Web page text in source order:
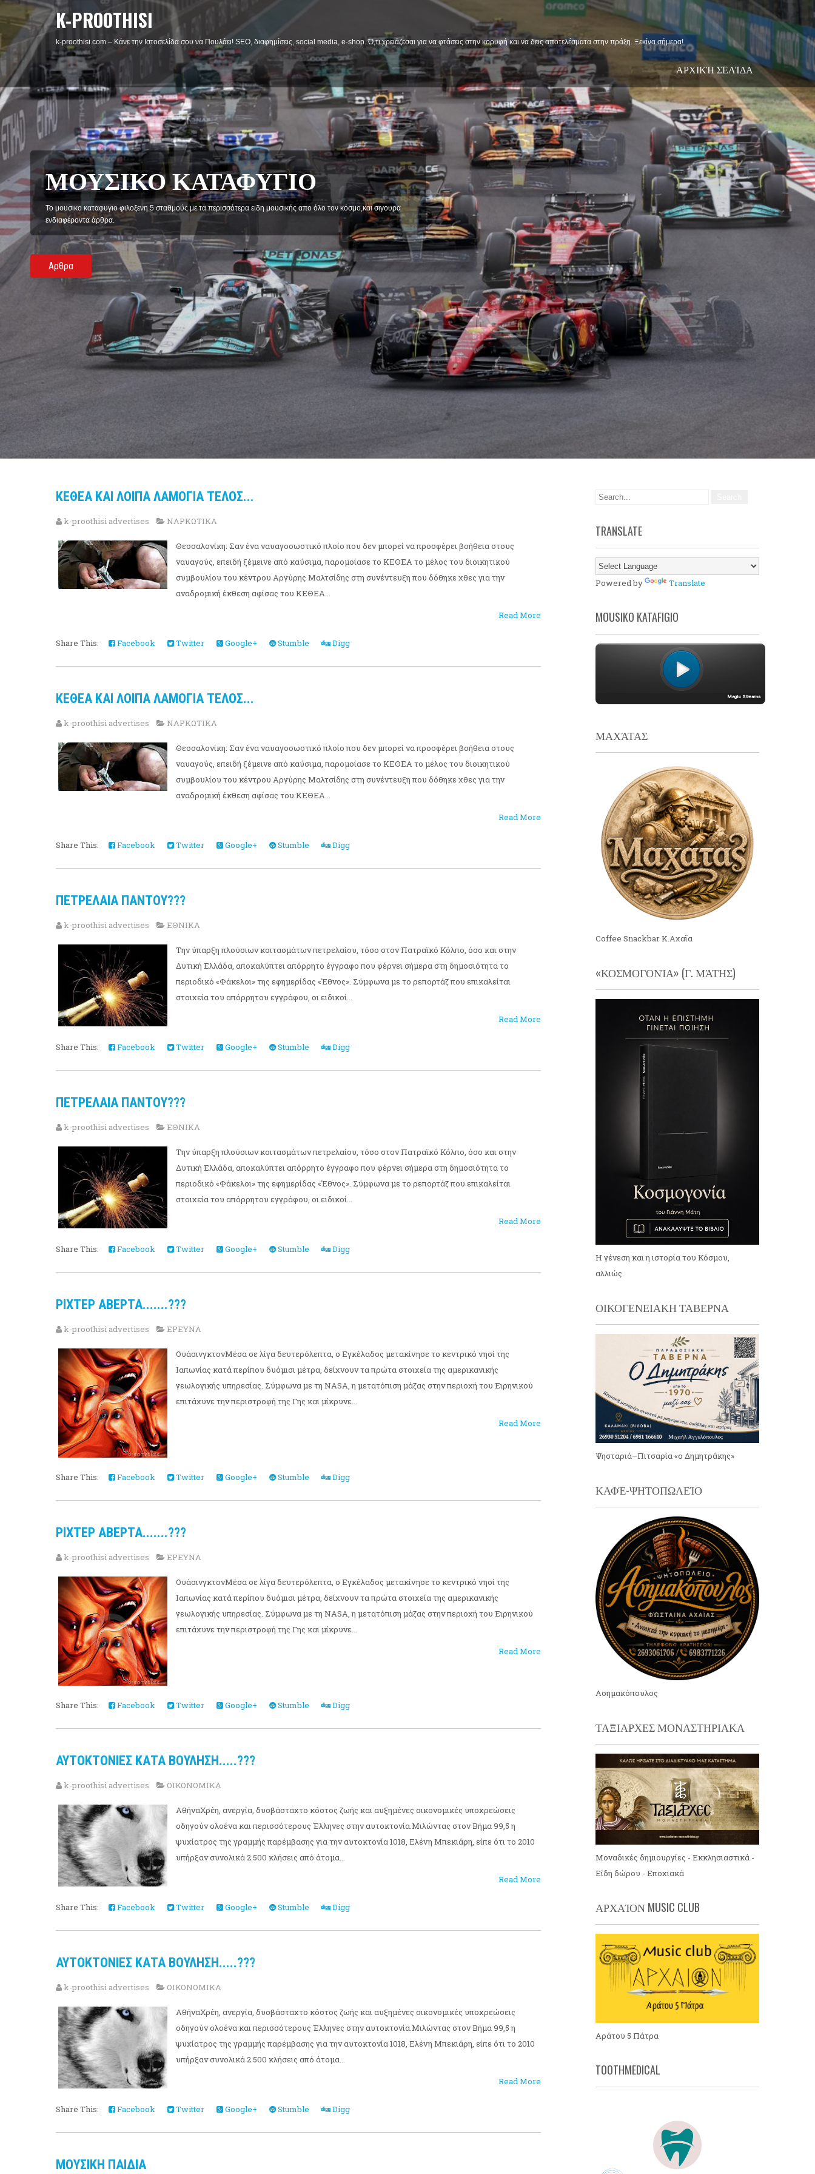
K-PROOTHISI
k-proothisi.com – Κάνε την Ιστοσελίδα σου να Πουλάει! SEO, διαφημίσεις, social media, e-shop. Ό,τι χρειάζεσαι για να φτάσεις στην κορυφή και να δεις αποτελέσματα στην πράξη. Ξεκίνα σήμερα!
ΑΡΧΙΚΉ ΣΕΛΊΔΑ
ΦΙΛΟΜΑΘΕΙΑ
Η Φιλομάθεια φιλοξενή άρθρα κοινωνικού και ψυχολογικού χαρακτήρα στηριξεις και προβληματισμού.
philomathiaplus
ΚΕΘΕΑ ΚΑΙ ΛΟΙΠΑ ΛΑΜΟΓΙΑ ΤΕΛΟΣ...
k-proothisi advertises ΝΑΡΚΩΤΙΚΑ
Θεσσαλονίκη: Σαν ένα ναυαγοσωστικό πλοίο που δεν μπορεί να προσφέρει βοήθεια στους
ναυαγούς, επειδή ξέμεινε από καύσιμα, παρομοίασε το ΚΕΘΕΑ το μέλος του διοικητικού
συμβουλίου του κέντρου Αργύρης Μαλτσίδης στη συνέντευξη που δόθηκε χθες για την
αναδρομική έκθεση αφίσας του ΚΕΘΕΑ...
Read More
Share This: Facebook Twitter Google+ Stumble Digg
ΚΕΘΕΑ ΚΑΙ ΛΟΙΠΑ ΛΑΜΟΓΙΑ ΤΕΛΟΣ...
k-proothisi advertises ΝΑΡΚΩΤΙΚΑ
Θεσσαλονίκη: Σαν ένα ναυαγοσωστικό πλοίο που δεν μπορεί να προσφέρει βοήθεια στους
ναυαγούς, επειδή ξέμεινε από καύσιμα, παρομοίασε το ΚΕΘΕΑ το μέλος του διοικητικού
συμβουλίου του κέντρου Αργύρης Μαλτσίδης στη συνέντευξη που δόθηκε χθες για την
αναδρομική έκθεση αφίσας του ΚΕΘΕΑ...
Read More
Share This: Facebook Twitter Google+ Stumble Digg
ΠΕΤΡΕΛΑΙΑ ΠΑΝΤΟΥ???
k-proothisi advertises ΕΘΝΙΚΑ
Την ύπαρξη πλούσιων κοιτασμάτων πετρελαίου, τόσο στον Πατραϊκό Κόλπο, όσο και στην
Δυτική Ελλάδα, αποκαλύπτει απόρρητο έγγραφο που φέρνει σήμερα στη δημοσιότητα το
περιοδικό «Φάκελοι» της εφημερίδας «Έθνος». Σύμφωνα με το ρεπορτάζ που επικαλείται
στοιχεία του απόρρητου εγγράφου, οι ειδικοί...
Read More
Share This: Facebook Twitter Google+ Stumble Digg
ΠΕΤΡΕΛΑΙΑ ΠΑΝΤΟΥ???
k-proothisi advertises ΕΘΝΙΚΑ
Την ύπαρξη πλούσιων κοιτασμάτων πετρελαίου, τόσο στον Πατραϊκό Κόλπο, όσο και στην
Δυτική Ελλάδα, αποκαλύπτει απόρρητο έγγραφο που φέρνει σήμερα στη δημοσιότητα το
περιοδικό «Φάκελοι» της εφημερίδας «Έθνος». Σύμφωνα με το ρεπορτάζ που επικαλείται
στοιχεία του απόρρητου εγγράφου, οι ειδικοί...
Read More
Share This: Facebook Twitter Google+ Stumble Digg
ΡΙΧΤΕΡ ΑΒΕΡΤΑ.......???
k-proothisi advertises ΕΡΕΥΝΑ
ΟυάσινγκτονΜέσα σε λίγα δευτερόλεπτα, ο Εγκέλαδος μετακίνησε το κεντρικό νησί της
Ιαπωνίας κατά περίπου δυόμισι μέτρα, δείχνουν τα πρώτα στοιχεία της αμερικανικής
γεωλογικής υπηρεσίας. Σύμφωνα με τη NASA, η μετατόπιση μάζας στην περιοχή του Ειρηνικού
επιτάχυνε την περιστροφή της Γης και μίκρυνε...
Read More
Share This: Facebook Twitter Google+ Stumble Digg
ΡΙΧΤΕΡ ΑΒΕΡΤΑ.......???
k-proothisi advertises ΕΡΕΥΝΑ
ΟυάσινγκτονΜέσα σε λίγα δευτερόλεπτα, ο Εγκέλαδος μετακίνησε το κεντρικό νησί της
Ιαπωνίας κατά περίπου δυόμισι μέτρα, δείχνουν τα πρώτα στοιχεία της αμερικανικής
γεωλογικής υπηρεσίας. Σύμφωνα με τη NASA, η μετατόπιση μάζας στην περιοχή του Ειρηνικού
επιτάχυνε την περιστροφή της Γης και μίκρυνε...
Read More
Share This: Facebook Twitter Google+ Stumble Digg
ΑΥΤΟΚΤΟΝΙΕΣ ΚΑΤΑ ΒΟΥΛΗΣΗ.....???
k-proothisi advertises ΟΙΚΟΝΟΜΙΚΑ
ΑθήναΧρέη, ανεργία, δυσβάσταχτο κόστος ζωής και αυξημένες οικονομικές υποχρεώσεις
οδηγούν ολοένα και περισσότερους Έλληνες στην αυτοκτονία.Μιλώντας στον Βήμα 99,5 η
ψυχίατρος της γραμμής παρέμβασης για την αυτοκτονία 1018, Ελένη Μπεκιάρη, είπε ότι το 2010
υπήρξαν συνολικά 2.500 κλήσεις από άτομα...
Read More
Share This: Facebook Twitter Google+ Stumble Digg
ΑΥΤΟΚΤΟΝΙΕΣ ΚΑΤΑ ΒΟΥΛΗΣΗ.....???
k-proothisi advertises ΟΙΚΟΝΟΜΙΚΑ
ΑθήναΧρέη, ανεργία, δυσβάσταχτο κόστος ζωής και αυξημένες οικονομικές υποχρεώσεις
οδηγούν ολοένα και περισσότερους Έλληνες στην αυτοκτονία.Μιλώντας στον Βήμα 99,5 η
ψυχίατρος της γραμμής παρέμβασης για την αυτοκτονία 1018, Ελένη Μπεκιάρη, είπε ότι το 2010
υπήρξαν συνολικά 2.500 κλήσεις από άτομα...
Read More
Share This: Facebook Twitter Google+ Stumble Digg
ΜΟΥΣΙΚΗ ΠΑΙΔΙΑ
TRANSLATE
Powered by Translate
MOUSIKO KATAFIGIO
ΜΑΧΆΤΑΣ
Coffee Snackbar Κ.Αχαϊα
«ΚΟΣΜΟΓΟΝΊΑ» (Γ. ΜΆΤΗΣ)
Η γένεση και η ιστορία του Κόσμου,
αλλιώς.
ΟΙΚΟΓΕΝΕΙΑΚΗ ΤΑΒΕΡΝΑ
Ψησταριά–Πιτσαρία «ο Δημητράκης»
ΚΑΦΈ-ΨΗΤΟΠΩΛΕΊΟ
Ασημακόπουλος
ΤΑΞΙΑΡΧΕΣ ΜΟΝΑΣΤΗΡΙΑΚΑ
Μοναδικές δημιουργίες - Εκκλησιαστικά -
Είδη δώρου - Εποχιακά
ΑΡΧΑΊΟΝ MUSIC CLUB
Αράτου 5 Πάτρα
TOOTHMEDICAL